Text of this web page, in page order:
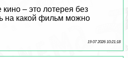
– это лотерея без
на какой фильм можно
19 07 2026 10:21:18